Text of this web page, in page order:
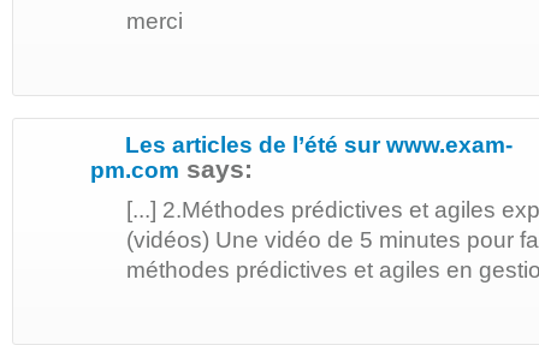
merci
Les articles de l’été sur www.exam-
pm.com says:
[...] 2.Méthodes prédictives et agiles
(vidéos) Une vidéo de 5 minutes pour
méthodes prédictives et agiles en